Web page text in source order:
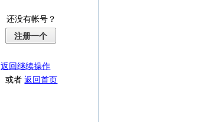
还没有帐号？
注册一个
返回继续操作
或者返回首页